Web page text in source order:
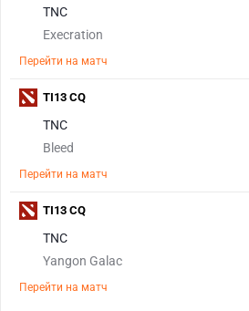
TNC
Execration
Перейти на матч
TNC
Bleed
Перейти на матч
TI13 CQ
TNC
Yangon Galac
Перейти на матч
TI13 CQ